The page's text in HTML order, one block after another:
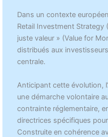
Dans un contexte
Retail Investment Strategy
juste valeur » (Value for
distribués aux
centrale.
Anticipant cette évolution,
une démarche volontaire
contrainte réglementaire,
directrices spécifiques
Construite en cohérence